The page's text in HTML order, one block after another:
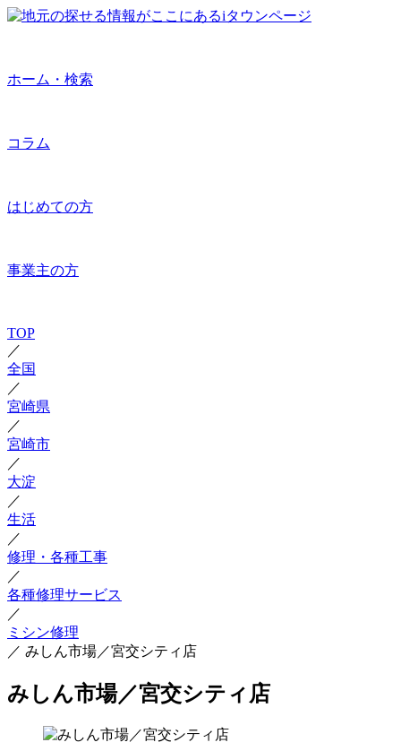
ホーム・検索
コラム
はじめての方
事業主の方
TOP
／
全国
／
宮崎県
／
宮崎市
／
大淀
／
生活
／
修理・各種工事
／
各種修理サービス
／
ミシン修理
／ みしん市場／宮交シティ店
みしん市場／宮交シティ店